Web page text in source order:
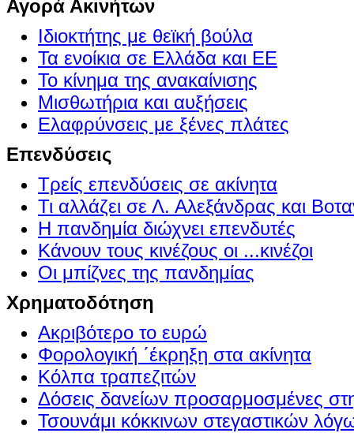
Αγορά Ακινήτων
Ιδιοκτήτης με θεϊκή βούλα
Τα ενοίκια σε Ελλάδα και ΕΕ
Το κίνημα της ανακαίνισης
Μισθωτήρια και αυξήσεις
Ελαφρύνσεις με ξένες πλάτες
Επενδύσεις
Τρείς επενδύσεις σε ακίνητα
Τι αλλάζει σε Λ. Αλεξάνδρας και
Η πανδημία διώχνει επενδυτές
Κάνουν τους κινέζους οι ...κινέζοι
Οι μπίζνες της πανδημίας
Χρηματοδότηση
Ακριβότερο το ευρώ
Φορολογική ΄έκρηξη στα ακίνητα
Κόλπα τραπεζιτών
Δόσεις δανείων προσαρμοσμένες
Τσουνάμι κόκκινων στεγαστικών